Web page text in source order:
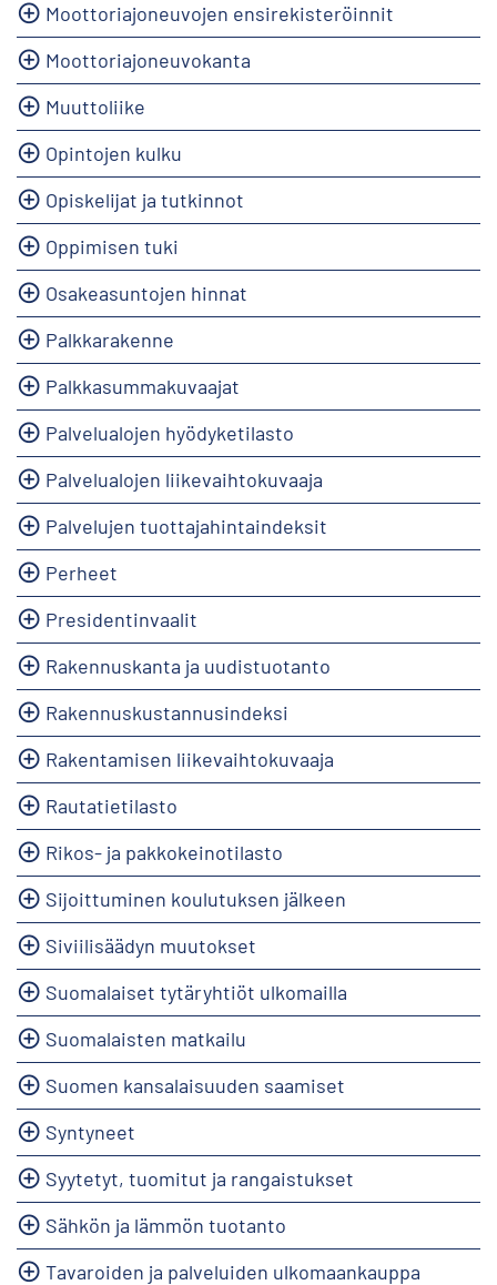
Moottoriajoneuvojen ensirekisteröinnit
Moottoriajoneuvokanta
Muuttoliike
Opintojen kulku
Opiskelijat ja tutkinnot
Oppimisen tuki
Osakeasuntojen hinnat
Palkkarakenne
Palkkasummakuvaajat
Palvelualojen hyödyketilasto
Palvelualojen liikevaihtokuvaaja
Palvelujen tuottajahintaindeksit
Perheet
Presidentinvaalit
Rakennuskanta ja uudistuotanto
Rakennuskustannusindeksi
Rakentamisen liikevaihtokuvaaja
Rautatietilasto
Rikos- ja pakkokeinotilasto
Sijoittuminen koulutuksen jälkeen
Siviilisäädyn muutokset
Suomalaiset tytäryhtiöt ulkomailla
Suomalaisten matkailu
Suomen kansalaisuuden saamiset
Syntyneet
Syytetyt, tuomitut ja rangaistukset
Sähkön ja lämmön tuotanto
Tavaroiden ja palveluiden ulkomaankauppa